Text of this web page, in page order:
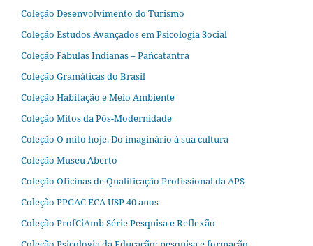
Coleção Desenvolvimento do Turismo
Coleção Estudos Avançados em Psicologia Social
Coleção Fábulas Indianas – Pañcatantra
Coleção Gramáticas do Brasil
Coleção Habitação e Meio Ambiente
Coleção Mitos da Pós-Modernidade
Coleção O mito hoje. Do imaginário à sua cultura
Coleção Museu Aberto
Coleção Oficinas de Qualificação Profissional da APS
Coleção PPGAC ECA USP 40 anos
Coleção ProfCiAmb Série Pesquisa e Reflexão